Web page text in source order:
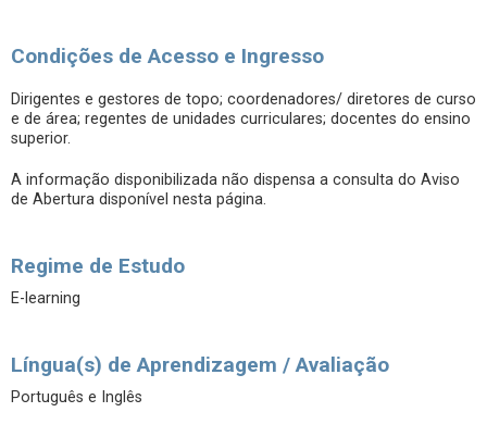
Condições de Acesso e Ingresso
Dirigentes e gestores de topo; coordenadores/ diretores de curso
e de área; regentes de unidades curriculares; docentes do ensino
superior.
A informação disponibilizada não dispensa a consulta do Aviso
de Abertura disponível nesta página.
Regime de Estudo
E-learning
Língua(s) de Aprendizagem / Avaliação
Português e Inglês